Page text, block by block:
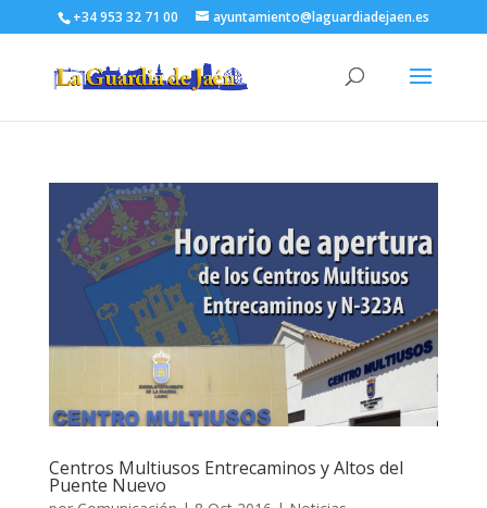
+34 953 32 71 00 ayuntamiento@laguardiadejaen.es
Centros Multiusos Entrecaminos y Altos del
Puente Nuevo